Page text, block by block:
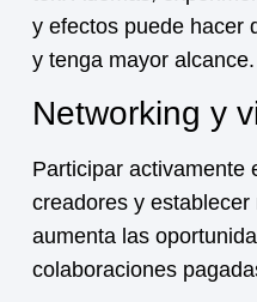
y efectos puede hacer
y tenga mayor alcance.
Networking y
Participar activamente
creadores y
aumenta las
colaboraciones